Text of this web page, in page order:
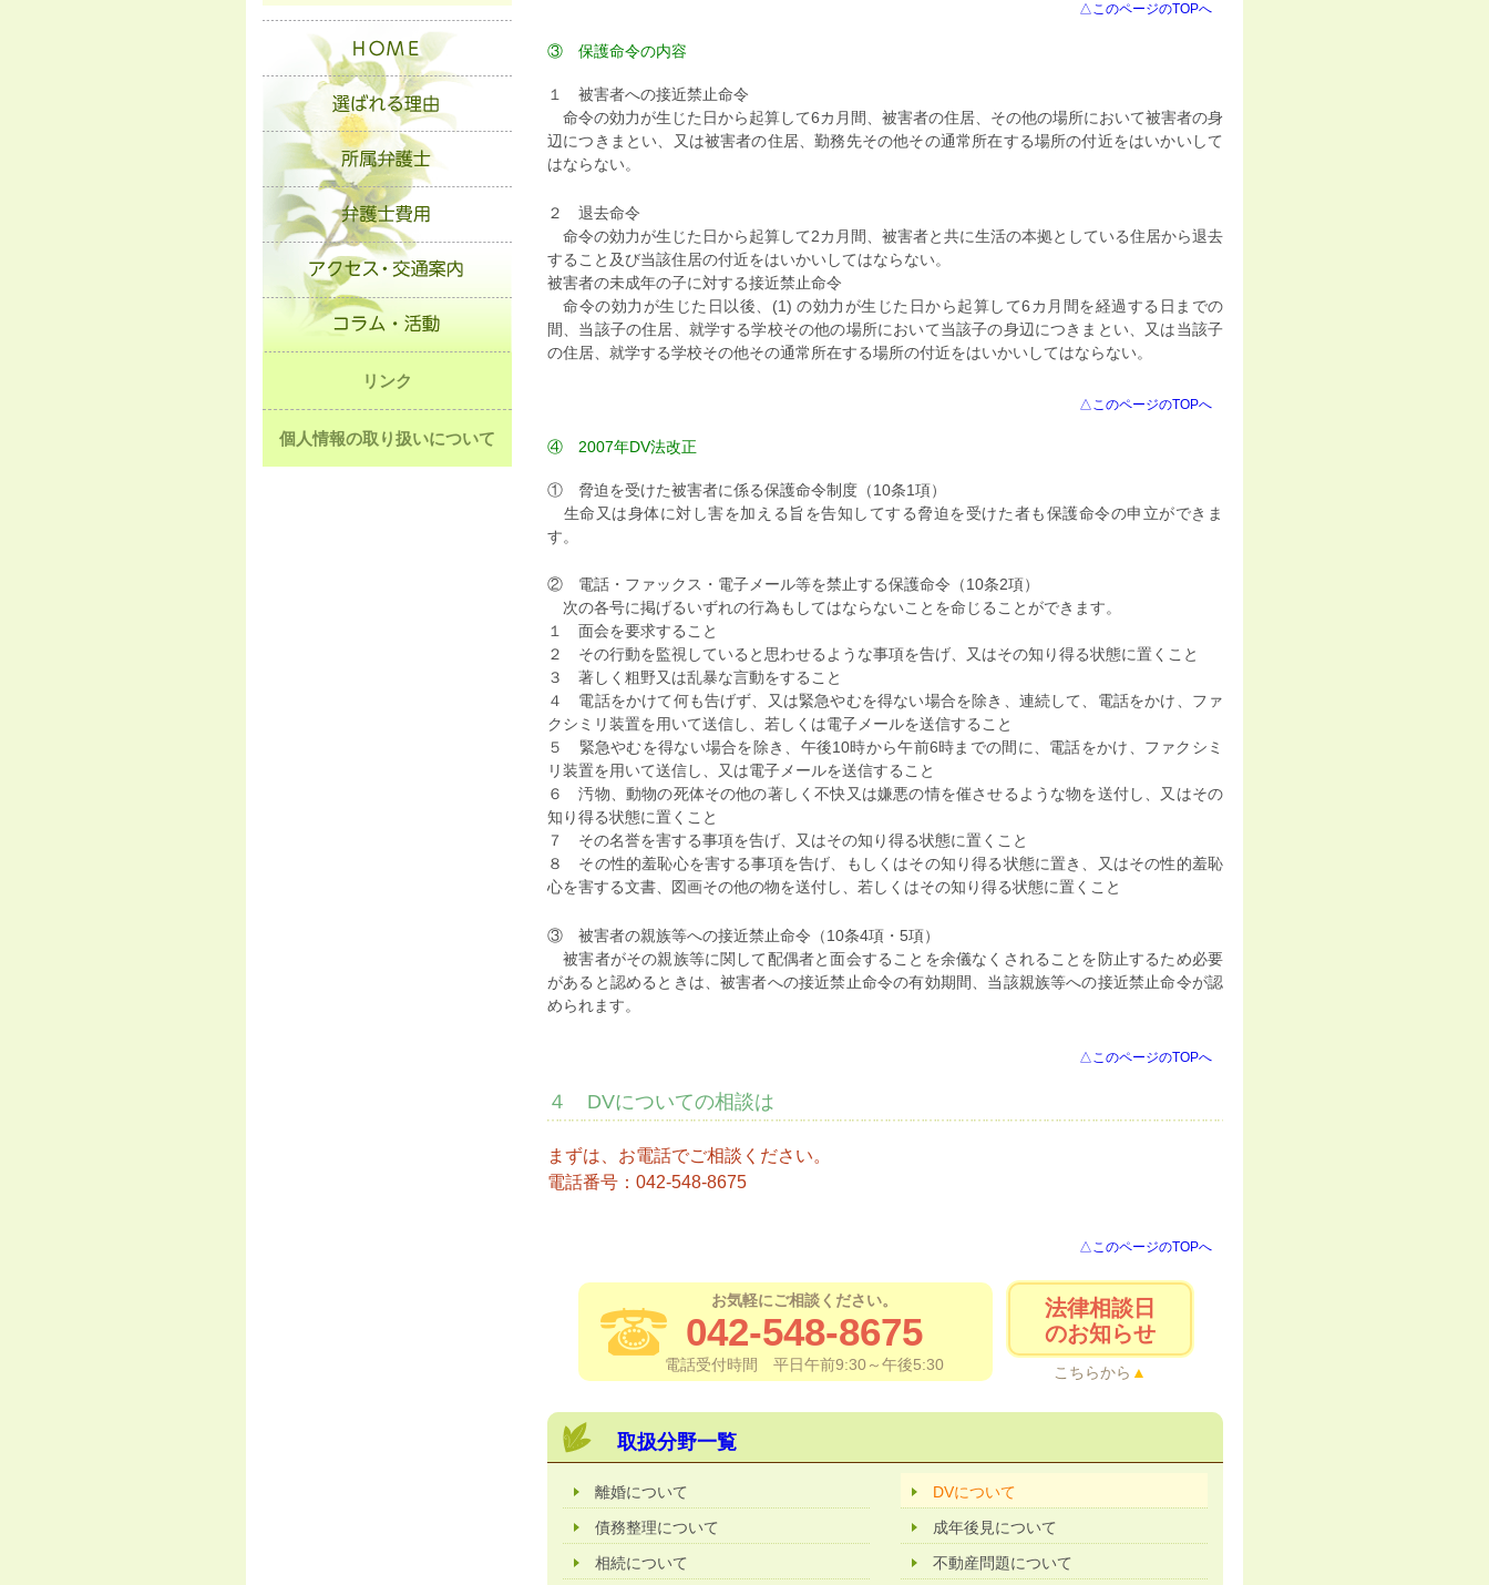
△このページのTOPへ
③ 保護命令の内容
１ 被害者への接近禁止命令
命令の効力が生じた日から起算して6カ月間、被害者の住居、その他の場所において被害者の身
辺につきまとい、又は被害者の住居、勤務先その他その通常所在する場所の付近をはいかいして
はならない。
２ 退去命令
命令の効力が生じた日から起算して2カ月間、被害者と共に生活の本拠としている住居から退去
すること及び当該住居の付近をはいかいしてはならない。
被害者の未成年の子に対する接近禁止命令
命令の効力が生じた日以後、(1) の効力が生じた日から起算して6カ月間を経過する日までの
間、当該子の住居、就学する学校その他の場所において当該子の身辺につきまとい、又は当該子
の住居、就学する学校その他その通常所在する場所の付近をはいかいしてはならない。
△このページのTOPへ
④ 2007年DV法改正
① 脅迫を受けた被害者に係る保護命令制度（10条1項）
生命又は身体に対し害を加える旨を告知してする脅迫を受けた者も保護命令の申立ができま
す。
② 電話・ファックス・電子メール等を禁止する保護命令（10条2項）
次の各号に掲げるいずれの行為もしてはならないことを命じることができます。
１ 面会を要求すること
２ その行動を監視していると思わせるような事項を告げ、又はその知り得る状態に置くこと
３ 著しく粗野又は乱暴な言動をすること
４ 電話をかけて何も告げず、又は緊急やむを得ない場合を除き、連続して、電話をかけ、ファ
クシミリ装置を用いて送信し、若しくは電子メールを送信すること
５ 緊急やむを得ない場合を除き、午後10時から午前6時までの間に、電話をかけ、ファクシミ
リ装置を用いて送信し、又は電子メールを送信すること
６ 汚物、動物の死体その他の著しく不快又は嫌悪の情を催させるような物を送付し、又はその
知り得る状態に置くこと
７ その名誉を害する事項を告げ、又はその知り得る状態に置くこと
８ その性的羞恥心を害する事項を告げ、もしくはその知り得る状態に置き、又はその性的羞恥
心を害する文書、図画その他の物を送付し、若しくはその知り得る状態に置くこと
③ 被害者の親族等への接近禁止命令（10条4項・5項）
被害者がその親族等に関して配偶者と面会することを余儀なくされることを防止するため必要
があると認めるときは、被害者への接近禁止命令の有効期間、当該親族等への接近禁止命令が認
められます。
△このページのTOPへ
４ DVについての相談は
まずは、お電話でご相談ください。
電話番号：042-548-8675
△このページのTOPへ
お気軽にご相談ください。
042-548-8675
電話受付時間 平日午前9:30～午後5:30
法律相談日
のお知らせ
こちらから
取扱分野一覧
離婚について DVについて
債務整理について 成年後見について
相続について 不動産問題について
リンク
個人情報の取り扱いについて